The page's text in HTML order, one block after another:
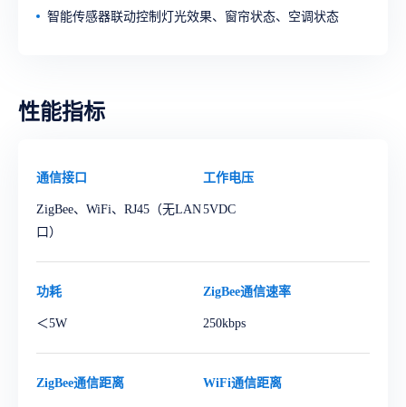
智能传感器联动控制灯光效果、窗帘状态、空调状态
性能指标
通信接口
ZigBee、WiFi、RJ45（无LAN
口）
工作电压
5VDC
功耗
＜5W
ZigBee通信速率
250kbps
ZigBee通信距离 WiFi通信距离